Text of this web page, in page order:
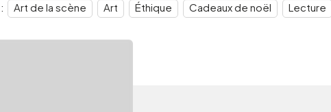
Art de la scène Art Éthique Cadeaux de noël Lecture